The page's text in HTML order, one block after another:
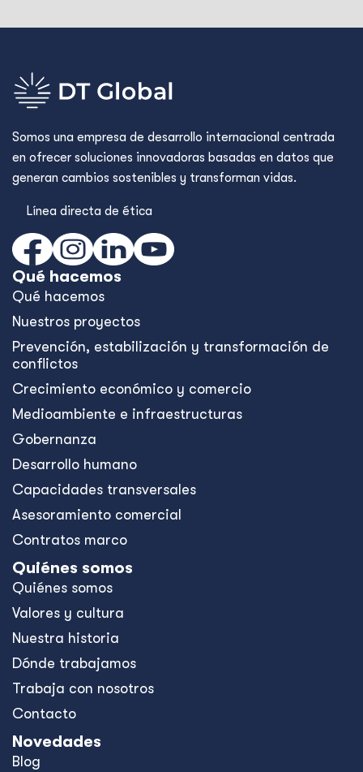
Somos una empresa de desarrollo internacional centrada
en ofrecer soluciones innovadoras basadas en datos que
generan cambios sostenibles y transforman vidas.
Línea directa de ética
Qué hacemos
Qué hacemos
Nuestros proyectos
Prevención, estabilización y transformación de
conflictos
Crecimiento económico y comercio
Medioambiente e infraestructuras
Gobernanza
Desarrollo humano
Capacidades transversales
Asesoramiento comercial
Contratos marco
Quiénes somos
Quiénes somos
Valores y cultura
Nuestra historia
Dónde trabajamos
Trabaja con nosotros
Contacto
Novedades
Blog